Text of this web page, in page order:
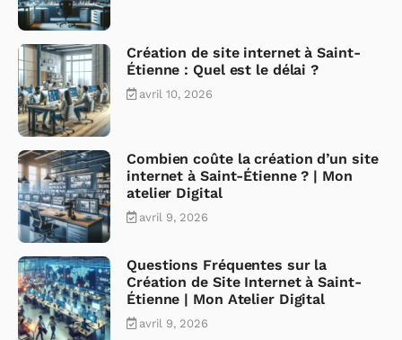
Création de site internet à Saint-
Étienne : Quel est le délai ?
avril 10, 2026
Combien coûte la création d’un site
internet à Saint-Étienne ? | Mon
atelier Digital
avril 9, 2026
Questions Fréquentes sur la
Création de Site Internet à Saint-
Étienne | Mon Atelier Digital
avril 9, 2026